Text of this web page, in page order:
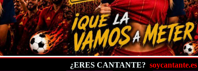
¿ERES CANTANTE? soycantante.es